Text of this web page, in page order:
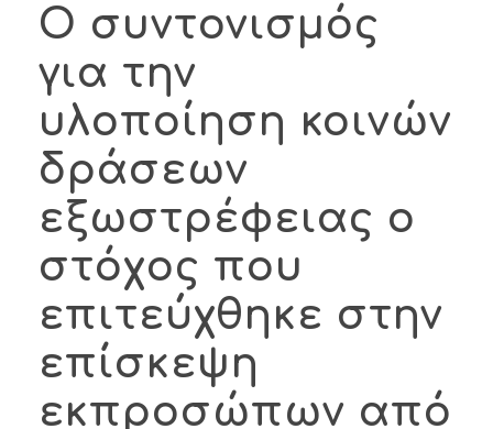
Ο συντονισμός
για την
υλοποίηση κοινών
δράσεων
εξωστρέφειας ο
στόχος που
επιτεύχθηκε στην
επίσκεψη
εκπροσώπων από